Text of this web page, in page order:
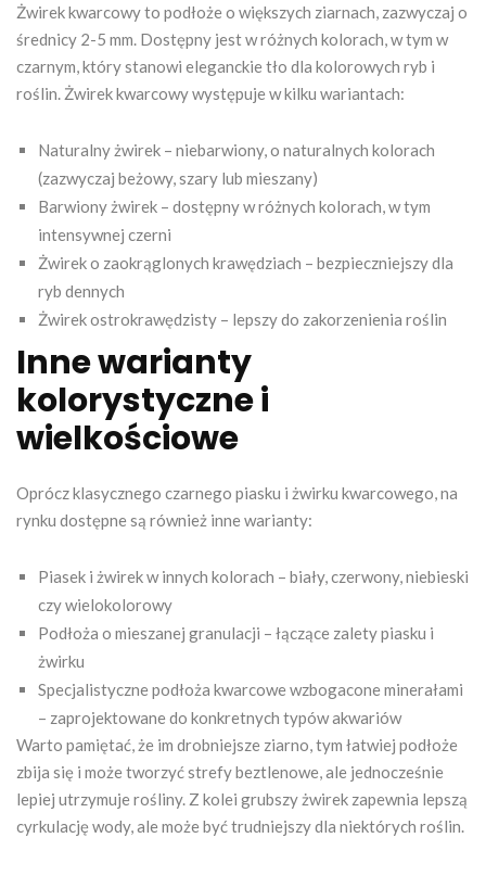
Żwirek kwarcowy to podłoże o większych ziarnach, zazwyczaj o
średnicy 2-5 mm. Dostępny jest w różnych kolorach, w tym w
czarnym, który stanowi eleganckie tło dla kolorowych ryb i
roślin. Żwirek kwarcowy występuje w kilku wariantach:
Naturalny żwirek – niebarwiony, o naturalnych kolorach
(zazwyczaj beżowy, szary lub mieszany)
Barwiony żwirek – dostępny w różnych kolorach, w tym
intensywnej czerni
Żwirek o zaokrąglonych krawędziach – bezpieczniejszy dla
ryb dennych
Żwirek ostrokrawędzisty – lepszy do zakorzenienia roślin
Inne warianty
kolorystyczne i
wielkościowe
Oprócz klasycznego czarnego piasku i żwirku kwarcowego, na
rynku dostępne są również inne warianty:
Piasek i żwirek w innych kolorach – biały, czerwony, niebieski
czy wielokolorowy
Podłoża o mieszanej granulacji – łączące zalety piasku i
żwirku
Specjalistyczne podłoża kwarcowe wzbogacone minerałami
– zaprojektowane do konkretnych typów akwariów
Warto pamiętać, że im drobniejsze ziarno, tym łatwiej podłoże
zbija się i może tworzyć strefy beztlenowe, ale jednocześnie
lepiej utrzymuje rośliny. Z kolei grubszy żwirek zapewnia lepszą
cyrkulację wody, ale może być trudniejszy dla niektórych roślin.